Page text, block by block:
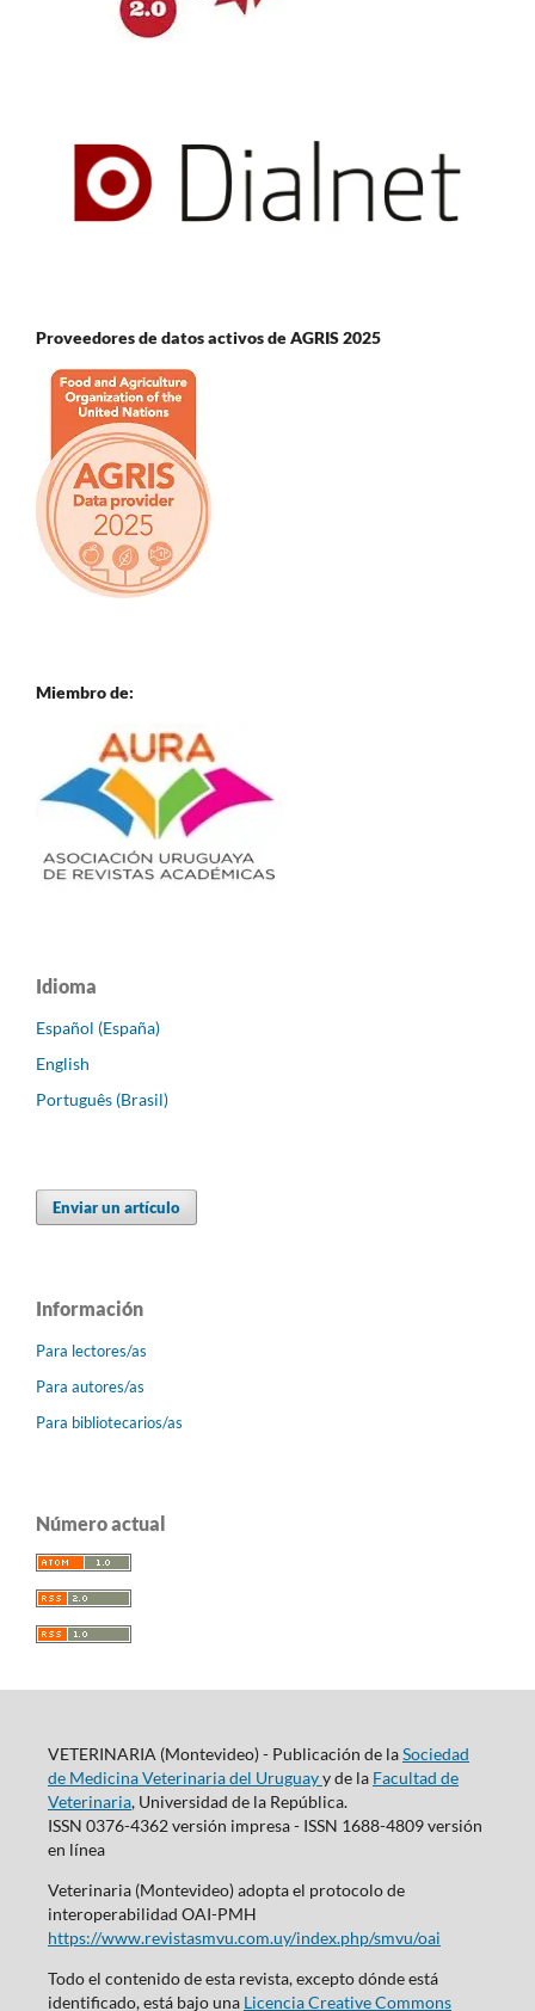
Proveedores de datos activos de AGRIS 2025
Miembro de:
Idioma
Español (España)
English
Português (Brasil)
Enviar un artículo
Información
Para lectores/as
Para autores/as
Para bibliotecarios/as
Número actual
VETERINARIA (Montevideo) - Publicación de laSociedad
de Medicina Veterinaria del Uruguayy de la Facultad de
Veterinaria, Universidad de la República.
ISSN 0376-4362 versión impresa - ISSN 1688-4809 versión
en línea
Veterinaria (Montevideo) adopta el protocolo de
interoperabilidad OAI-PMH
https://www.revistasmvu.com.uy/index.php/smvu/oai
Todo el contenido de esta revista, excepto dónde está
identificado, está bajo una Licencia Creative Commons